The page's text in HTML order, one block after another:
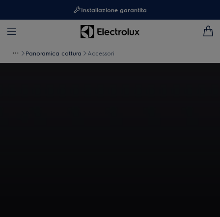
Installazione garantita
Panoramica cottura Accessori